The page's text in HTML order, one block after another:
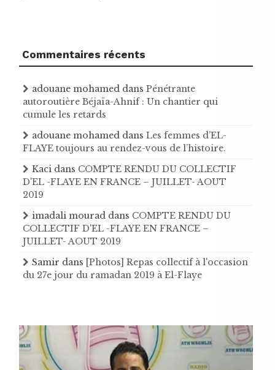
Commentaires récents
adouane mohamed dans Pénétrante
autoroutière Béjaïa-Ahnif : Un chantier qui
cumule les retards
adouane mohamed dans Les femmes d’EL-
FLAYE toujours au rendez-vous de l’histoire .
Kaci dans COMPTE RENDU DU COLLECTIF
D'EL -FLAYE EN FRANCE – JUILLET- AOUT
2019
imadali mourad dans COMPTE RENDU DU
COLLECTIF D'EL -FLAYE EN FRANCE –
JUILLET- AOUT 2019
Samir dans [Photos] Repas collectif à l'occasion
du 27e jour du ramadan 2019 à El-Flaye